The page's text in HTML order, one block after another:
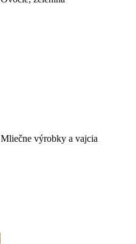
Mliečne výrobky a vajcia